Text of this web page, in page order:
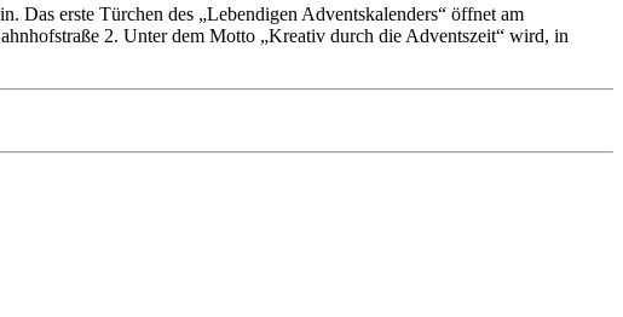
Das erste Türchen des „Lebendigen Adventskalenders“ öffnet am
2. Unter dem Motto „Kreativ durch die Adventszeit“ wird, in